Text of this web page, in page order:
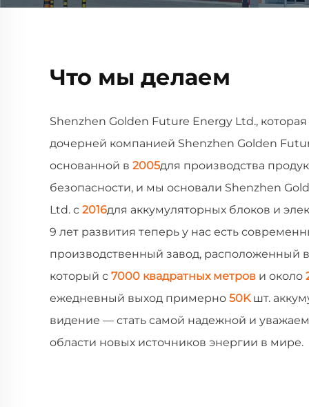
Что мы делаем
Shenzhen Golden Future Energy Ltd., которая
дочерней компанией Shenzhen Golden
основанной в 2005для производства
безопасности, и мы основали Shenzhen
Ltd. с 2016для аккумуляторных блоков и
9 лет развития теперь у нас есть
производственный завод, расположенный
который с 7000 квадратных метров и около
ежедневный выход примерно 50K шт.
видение — стать самой надежной и
области новых источников энергии в мире.